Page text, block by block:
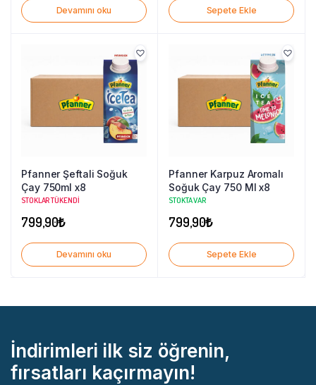
Devamını oku Sepete Ekle
Pfanner Şeftali Soğuk
Çay 750ml x8
STOKLAR TÜKENDI
799,90₺
Devamını oku
Pfanner Karpuz Aromalı
Soğuk Çay 750 Ml x8
STOKTA VAR
799,90₺
Sepete Ekle
İndirimleri ilk siz öğrenin,
fırsatları kaçırmayın!